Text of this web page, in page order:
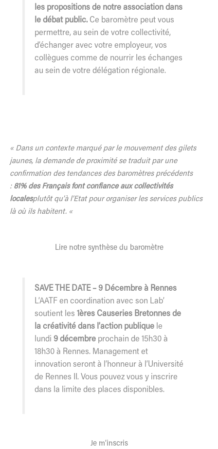
les propositions de notre association dans
le débat public. Ce baromètre peut vous
permettre, au sein de votre collectivité,
d’échanger avec votre employeur, vos
collègues comme de nourrir les échanges
au sein de votre délégation régionale.
« Dans un contexte marqué par le mouvement des gilets
jaunes, la demande de proximité se traduit par une
confirmation des tendances des baromètres précédents
: 81% des Français font confiance aux collectivités
localesplutôt qu’à l’Etat pour organiser les services publics
là où ils habitent. «
Lire notre synthèse du baromètre
SAVE THE DATE – 9 Décembre à Rennes
L’AATF en coordination avec son Lab’
soutient les1ères Causeries Bretonnes de
la créativité dans l’action publique le
lundi 9 décembre prochain de 15h30 à
18h30 à Rennes. Management et
innovation seront à l’honneur à l’Université
de Rennes II. Vous pouvez vous y inscrire
dans la limite des places disponibles.
Je m’inscris